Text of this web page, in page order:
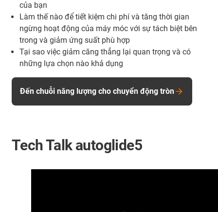
của bạn
Làm thế nào để tiết kiệm chi phí và tăng thời gian
ngừng hoạt động của máy móc với sự tách biệt bên
trong và giảm ứng suất phù hợp
Tại sao việc giảm căng thẳng lại quan trọng và có
những lựa chọn nào khả dụng
Đến chuỗi năng lượng cho chuyển động tròn
Tech Talk autoglide5